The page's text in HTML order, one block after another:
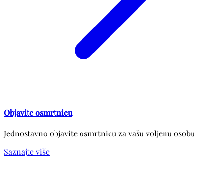
Objavite osmrtnicu
Jednostavno objavite osmrtnicu za vašu voljenu osobu
Saznajte više